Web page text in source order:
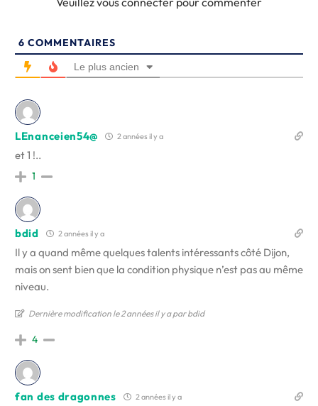
6 COMMENTAIRES
Le plus ancien
LEnanceien54@ 2 années il y a
et 1 !..
1
bdid 2 années il y a
Il y a quand même quelques talents intéressants côté Dijon,
mais on sent bien que la condition physique n’est pas au même
niveau.
Dernière modification le 2 années il y a par bdid
4
fan des dragonnes 2 années il y a